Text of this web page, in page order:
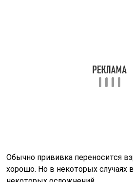
Обычно прививка переносится
хорошо. Но в некоторых случаях